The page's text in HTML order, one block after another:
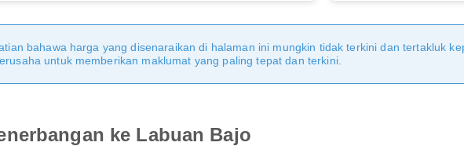
bahawa harga yang disenaraikan di halaman ini mungkin tidak terkini dan tertakluk
untuk memberikan maklumat yang paling tepat dan terkini.
ke Labuan Bajo